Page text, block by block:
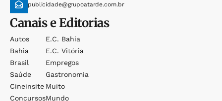
publicidade@grupoatarde.com.br
Canais e Editorias
Autos
Bahia
Brasil
Saúde
Cineinsite
Concursos
E.c. Bahia
E.c. Vitória
Empregos
Gastronomia
Muito
Mundo